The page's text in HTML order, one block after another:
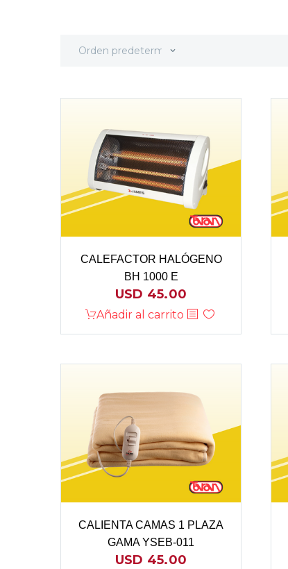
Orden predeterminado
CALEFACTOR HALÓGENO
BH 1000 E
USD 45.00
Añadir al carrito
CALIENTA CAMAS 1 PLAZA
GAMA YSEB-011
USD 45.00